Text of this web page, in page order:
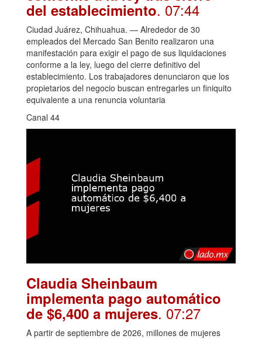
del establecimiento. 07:44
Ciudad Juárez, Chihuahua. — Alrededor de 30
empleados del Mercado San Benito realizaron una
manifestación para exigir el pago de sus liquidaciones
conforme a la ley, luego del cierre definitivo del
establecimiento. Los trabajadores denunciaron que los
propietarios del negocio buscan entregarles un finiquito
equivalente a una renuncia voluntaria
Canal 44
Claudia Sheinbaum
implementa pago automático
de $6,400 a mujeres. 07:27
A partir de septiembre de 2026, millones de mujeres